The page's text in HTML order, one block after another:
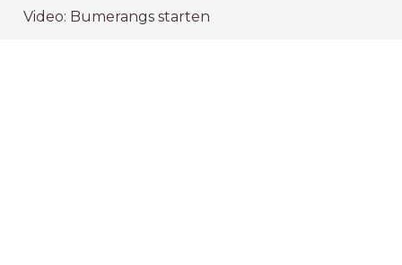
Video: Bumerangs starten